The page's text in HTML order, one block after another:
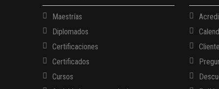
Maestrías
Diplomados
Certificaciones
Certificados
Cursos